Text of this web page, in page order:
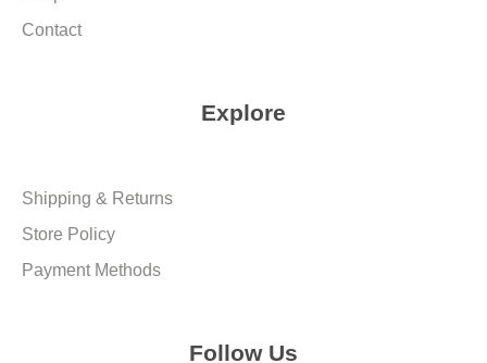
Contact
Explore
Shipping & Returns
Store Policy
Payment Methods
Follow Us